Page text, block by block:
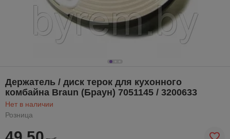
Держатель / диск терок для кухонного
комбайна Braun (Браун) 7051145 / 3200633
Нет в наличии
Розница